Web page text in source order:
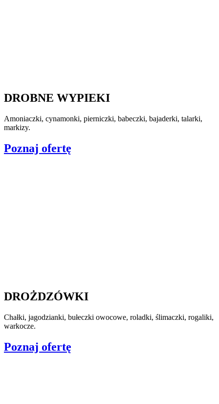
DROBNE WYPIEKI
Amoniaczki, cynamonki, pierniczki, babeczki, bajaderki, talarki,
markizy.
Poznaj ofertę
DROŻDZÓWKI
Chałki, jagodzianki, bułeczki owocowe, roladki, ślimaczki, rogaliki,
warkocze.
Poznaj ofertę